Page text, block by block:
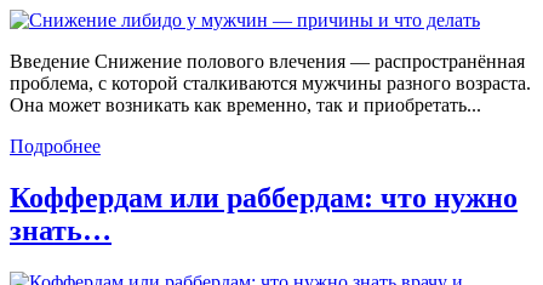
Введение Снижение полового влечения — распространённая
проблема, с которой сталкиваются мужчины разного возраста.
Она может возникать как временно, так и приобретать...
Подробнее
Коффердам или раббердам: что нужно
знать…